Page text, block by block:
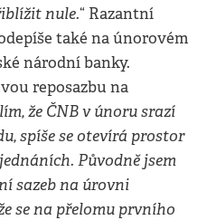
nule.“ Razantní
také na únorovém
národní banky.
reposazbu na
že ČNB v únoru srazí
spíše se otevírá prostor
Původně jsem
sazeb na úrovni
se na přelomu prvního